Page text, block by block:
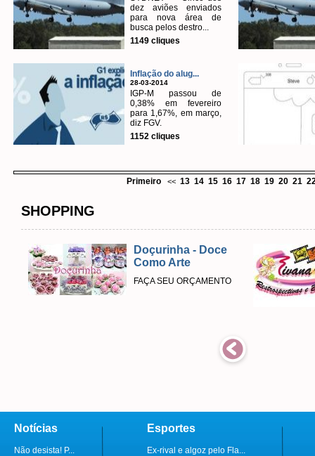
dez aviões enviados
para nova área de
busca pelos destro...
1149 cliques
Inflação do alug...
28-03-2014
IGP-M passou de
0,38% em fevereiro
para 1,67%, em março,
diz FGV.
1152 cliques
Primeiro << 13 14 15 16 17 18 19 20 21
SHOPPING
Doçurinha - Doce
Como Arte
FAÇA SEU ORÇAMENTO
Notícias
Não desista! P...
Esportes
Ex-rival e algoz pelo Fla...